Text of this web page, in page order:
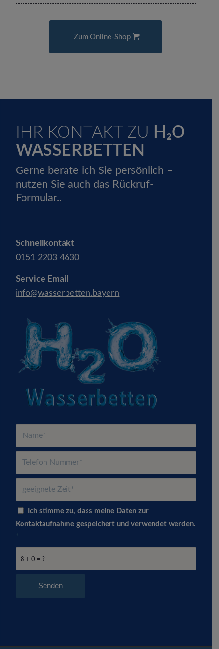
Zum Online-Shop
IHR KONTAKT ZU H₂O
WASSERBETTEN
Gerne berate ich Sie persönlich –
nutzen Sie auch das Rückruf-
Formular..
Schnellkontakt
0151 2203 4630
Service Email
info@wasserbetten.bayern
Ich stimme zu, dass meine Daten zur
Kontaktaufnahme gespeichert und verwendet werden.
8 + 0 = ?